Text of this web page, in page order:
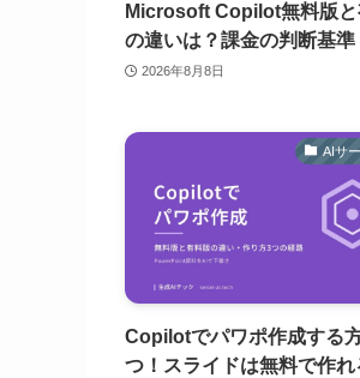
Microsoft Copilot無料版と
の違いは？課金の判断基準
2026年8月8日
AIサ
Copilotでパワポ作成する
つ！スライドは無料で作れ